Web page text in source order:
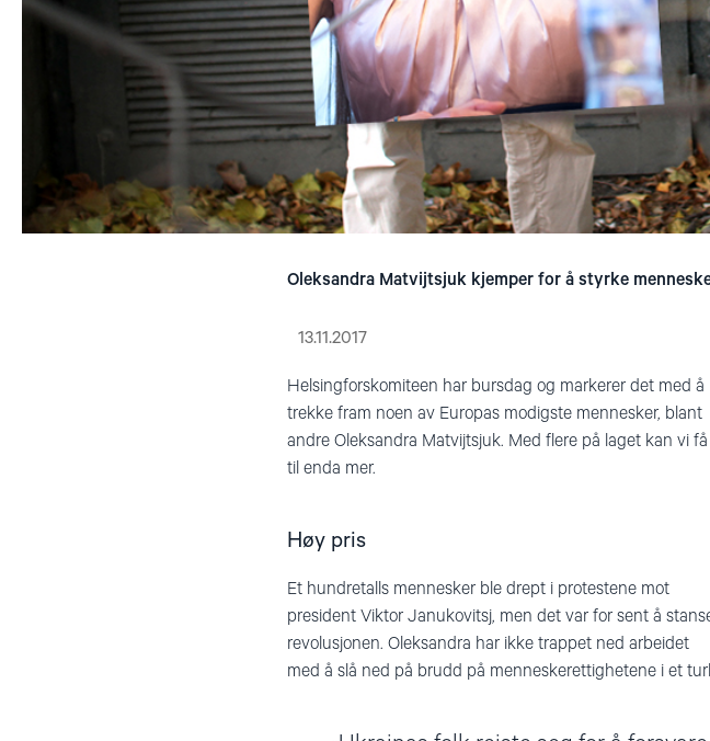
Oleksandra Matvijtsjuk kjemper for å styrke
13.11.2017
Helsingforskomiteen har bursdag og markerer det med å
trekke fram noen av Europas modigste mennesker, blant
andre Oleksandra Matvijtsjuk. Med flere på laget kan vi få
til enda mer.
Høy pris
Et hundretalls mennesker ble drept i protestene mot
president Viktor Janukovitsj, men det var for sent å
revolusjonen. Oleksandra har ikke trappet ned arbeidet
med å slå ned på brudd på menneskerettighetene i et